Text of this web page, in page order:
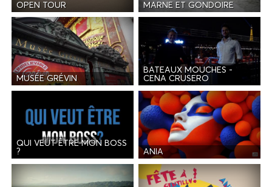
OPEN TOUR MARNE ET GONDOIRE
MUSÉE GRÉVIN
BATEAUX MOUCHES -
CENA CRUSERO
QUI VEUT ÊTRE MON BOSS
?
ANIA